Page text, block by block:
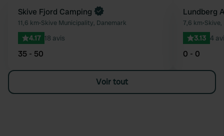
Préféré
Skive Fjord Camping
11,6 km•Skive Municipality, Danemark
4.17 18 avis
35 - 50
Lundberg
7,6 km•Skive,
3.13 4
0 - 0
Voir tout